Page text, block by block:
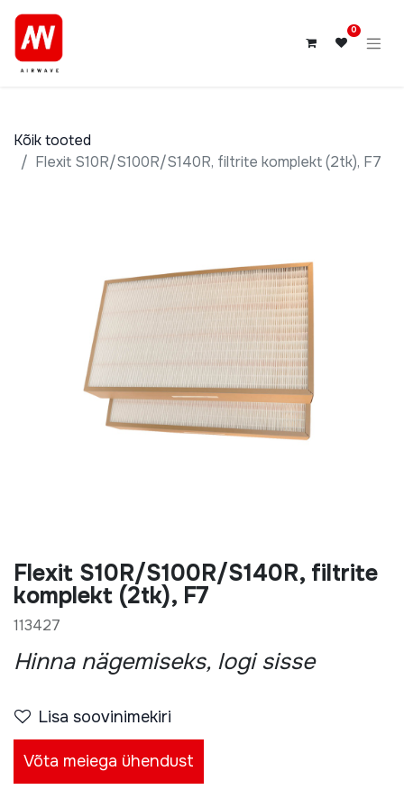
0
Kõik tooted
Flexit S10R/S100R/S140R, filtrite komplekt (2tk), F7
Flexit S10R/S100R/S140R, filtrite
komplekt (2tk), F7
113427
Hinna nägemiseks, logi sisse
Lisa soovinimekiri
Võta meiega ühendust